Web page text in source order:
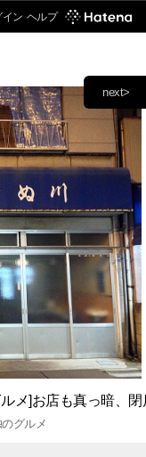
イン ヘルプ
next>
メ]お店も真っ暗、
グルメ